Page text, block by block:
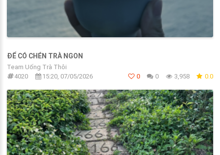
ĐỂ CÓ CHÉN TRÀ NGON
Team Uống Trà Thôi
4020
15:20, 07/05/2026 0 0 3,958 0.0